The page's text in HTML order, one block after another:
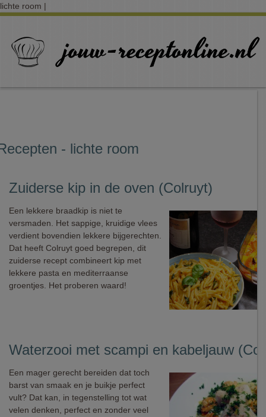
lichte room |
- lichte room
Zuiderse kip in de oven (Colruyt)
Een lekkere braadkip is niet te
versmaden. Het sappige, kruidige vlees
verdient bovendien lekkere bijgerechten.
Dat heeft Colruyt goed begrepen, dit
zuiderse recept combineert kip met
lekkere pasta en mediterraanse
groentjes. Het proberen waard!
Waterzooi met scampi en kabeljauw
Een mager gerecht bereiden dat toch
barst van smaak en je buikje perfect
vult? Dat kan, in tegenstelling tot wat
velen denken, perfect en zonder veel